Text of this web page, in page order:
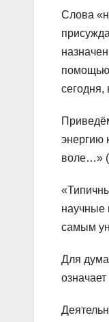
Слова
помощью
энергию
воле…»
научные
самым
Для